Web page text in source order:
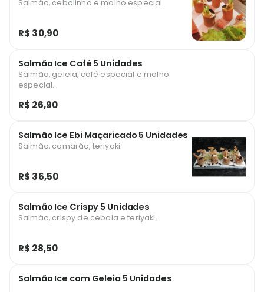
Salmão, cebolinha e molho especial.
R$ 30,90
Salmão Ice Café 5 Unidades
Salmão, geleia, café especial e molho
especial.
R$ 26,90
Salmão Ice Ebi Maçaricado 5 Unidades
Salmão, camarão, teriyaki.
R$ 36,50
Salmão Ice Crispy 5 Unidades
Salmão, crispy de cebola e teriyaki.
R$ 28,50
Salmão Ice com Geleia 5 Unidades